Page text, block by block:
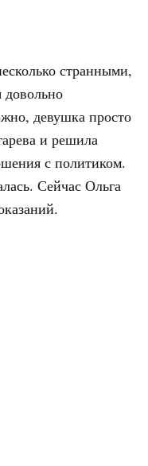
странными,
довольно
девушка просто
и решила
с политиком.
Сейчас Ольга